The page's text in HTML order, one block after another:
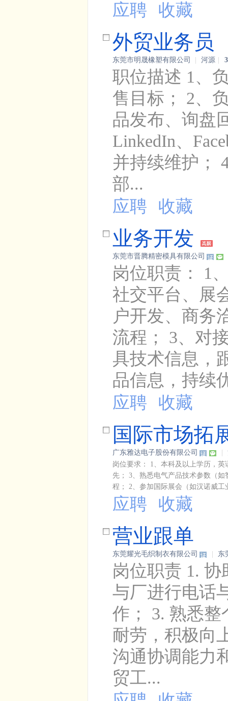
应聘 收藏
外贸业务员
东莞市明晟橡塑有限公司 河源
职位描述 1、
售目标； 2、
品发布、询盘
LinkedIn、
并持续维护；
部...
应聘
收藏
业务开发
东莞市晋腾精密模具有限公司
岗位职责： 1
社交平台、展
户开发、商务
流程； 3、对
具技术信息，
品信息，持续
应聘
收藏
国际市场拓
广东雅达电子股份有限公司
岗位要求： 1、本科及以上学历，
先； 3、熟悉电气产品技术参数（
程； 2、参加国际展会（如汉诺威
应聘 收藏
营业跟单
东莞耀光毛织制衣有限公司 东
岗位职责 1.
与厂进行电话
作； 3. 熟悉
耐劳，积极向
沟通协调能力
贸工...